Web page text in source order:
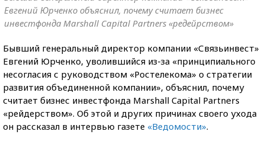
Евгений Юрченко объяснил, почему считает бизнес
инвестфонда Marshall Capital Partners «редейрством»
Бывший генеральный директор компании «Связьинвест»
Евгений Юрченко, уволившийся из-за «принципиального
несогласия с руководством «Ростелекома» о стратегии
развития объединенной компании», объяснил, почему
считает бизнес инвестфонда Marshall Capital Partners
«рейдерством». Об этой и других причинах своего ухода
он рассказал в интервью газете «Ведомости».